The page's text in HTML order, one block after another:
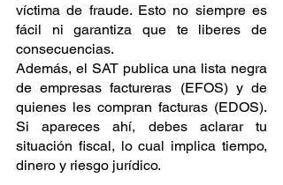
víctima de fraude. Esto no siempre es
fácil ni garantiza que te liberes de
consecuencias.
Además, el SAT publica una lista negra
de empresas factureras (EFOS) y de
quienes les compran facturas (EDOS).
Si apareces ahí, debes aclarar tu
situación fiscal, lo cual implica tiempo,
dinero y riesgo jurídico.